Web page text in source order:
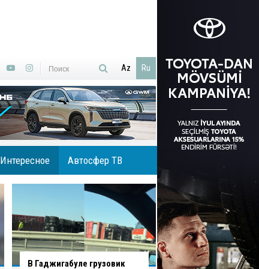
Az Ru
Интересное Автосфер ТВ
В Баку водитель нарушил
В Хырдалане